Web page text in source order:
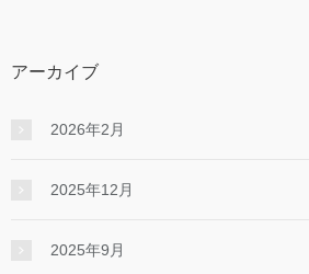
アーカイブ
2026年2月
2025年12月
2025年9月